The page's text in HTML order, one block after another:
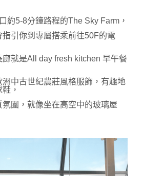
約5-8分鐘路程的The Sky Farm，
引你到專屬搭乘前往50F的電
就是All day fresh kitchen 早午餐
中古世紀農莊風格服飾，有趣地
，
圍，就像坐在高空中的玻璃屋